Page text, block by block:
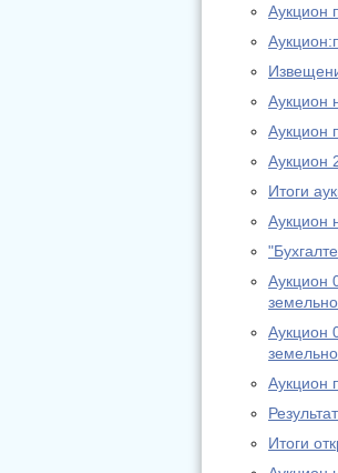
Аукцион
Аукцион
Аукцион
Аукцион
Итоги
Аукцион
Аукцион
Аукцион
Аукцион
Итоги